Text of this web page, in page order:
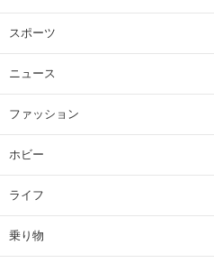
スポーツ
ニュース
ファッション
ホビー
ライフ
乗り物